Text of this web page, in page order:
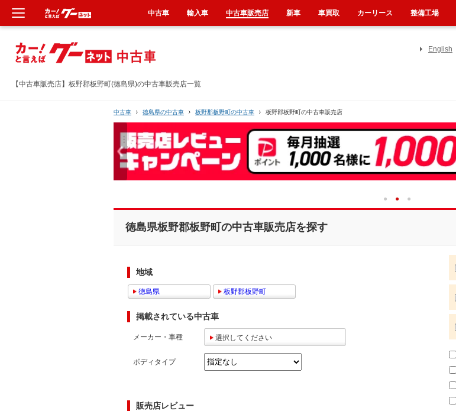
【中古車販売店】板野郡板野町(徳島県)の中古車販売店一覧
English
中古車 徳島県の中古車 板野郡板野町の中古車 板野郡板野町の中古車販売店
徳島県板野郡板野町の中古車販売店を探す
地域
徳島県 板野郡板野町
掲載されている中古車
メーカー・車種 選択してください
ボディタイプ
販売店レビュー
中古車 輸入車 中古車販売店 新車 車買取 カーリース 整備工場
新車
中古車